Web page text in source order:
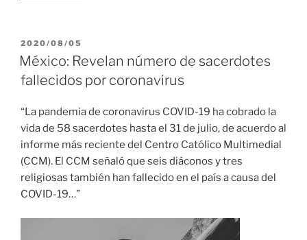
PUBLICADO
EL
2020/08/05
México: Revelan número de sacerdotes
fallecidos por coronavirus
“La pandemia de coronavirus COVID-19 ha cobrado la
vida de 58 sacerdotes hasta el 31 de julio, de acuerdo al
informe más reciente del Centro Católico Multimedial
(CCM). El CCM señaló que seis diáconos y tres
religiosas también han fallecido en el país a causa del
COVID-19…”